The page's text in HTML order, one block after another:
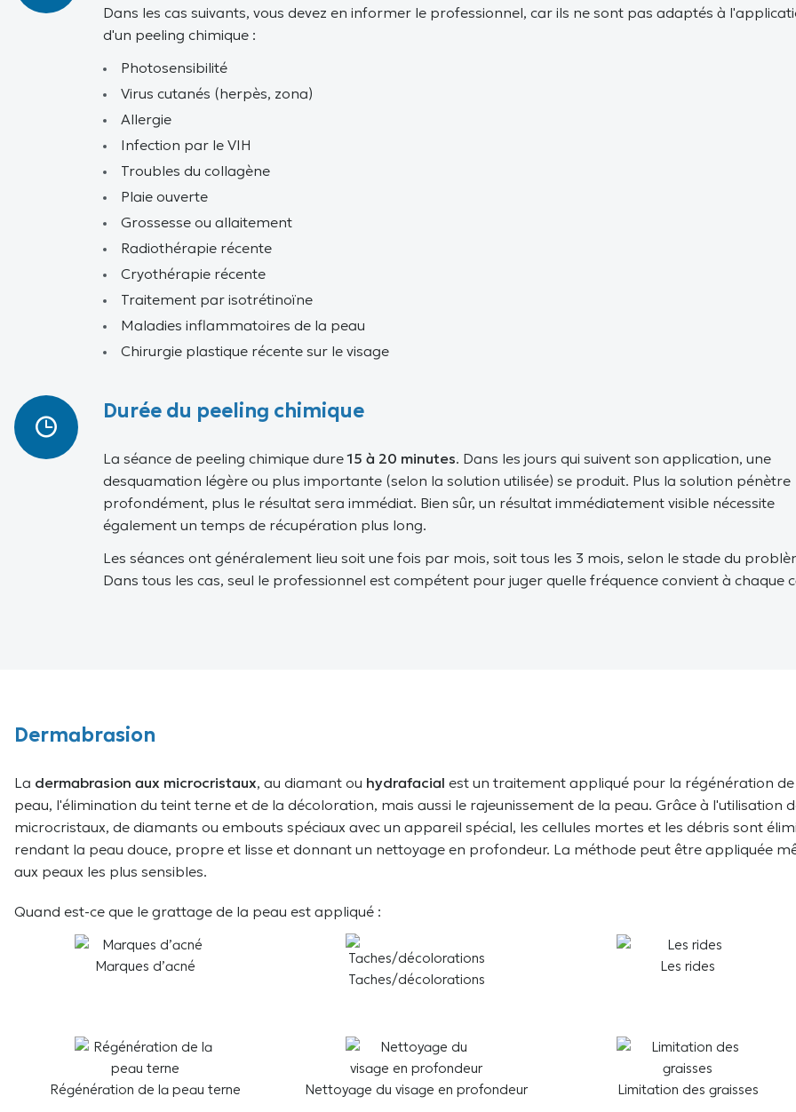
Dans les cas suivants, vous devez en informer le professionnel, car ils ne sont pas adaptés à
d'un peeling chimique :
Photosensibilité
Virus cutanés (herpès, zona)
Allergie
Infection par le VIH
Troubles du collagène
Plaie ouverte
Grossesse ou allaitement
Radiothérapie récente
Cryothérapie récente
Traitement par isotrétinoïne
Maladies inflammatoires de la peau
Chirurgie plastique récente sur le visage
Durée du peeling chimique
La séance de peeling chimique dure15 à 20 minutes. Dans les jours qui suivent son application, une
desquamation légère ou plus importante (selon la solution utilisée) se produit. Plus la solution pénètre
profondément, plus le résultat sera immédiat. Bien sûr, un résultat immédiatement visible nécessite
également un temps de récupération plus long.
Les séances ont généralement lieu soit une fois par mois, soit tous les 3 mois, selon le stade du
Dans tous les cas, seul le professionnel est compétent pour juger quelle fréquence convient à chaque
Dermabrasion
La dermabrasion aux microcristaux, au diamant ou hydrafacial est un traitement appliqué pour la régénération
peau, l'élimination du teint terne et de la décoloration, mais aussi le rajeunissement de la peau. Grâce à l'utilisation
microcristaux, de diamants ou embouts spéciaux avec un appareil spécial, les cellules mortes et les débris sont
rendant la peau douce, propre et lisse et donnant un nettoyage en profondeur. La méthode peut être appliquée
aux peaux les plus sensibles.
Quand est-ce que le grattage de la peau est appliqué :
Marques d’acné
Taches/décolorations
Les rides
Régénération de la peau terne Nettoyage du visage en profondeur Limitation des graisses